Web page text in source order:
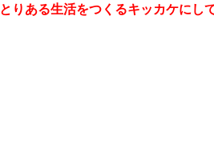
とりある生活をつくるキッカケにし